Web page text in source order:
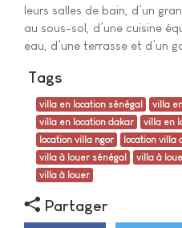
leurs salles de bain, d’un
au sous-sol, d’une cuisine
eau, d’une terrasse et d’un
Tags
villa en location sénégal
villa
villa en location dakar
villa en
location villa ngor
location villa
villa à louer sénégal
villa à
villa à louer
Partager